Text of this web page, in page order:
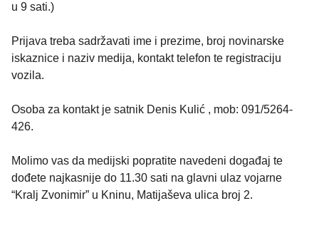
u 9 sati.)
Prijava treba sadržavati ime i prezime, broj novinarske
iskaznice i naziv medija, kontakt telefon te registraciju
vozila.
Osoba za kontakt je satnik Denis Kulić , mob: 091/5264-
426.
Molimo vas da medijski popratite navedeni događaj te
dođete najkasnije do 11.30 sati na glavni ulaz vojarne
“Kralj Zvonimir” u Kninu, Matijaševa ulica broj 2.